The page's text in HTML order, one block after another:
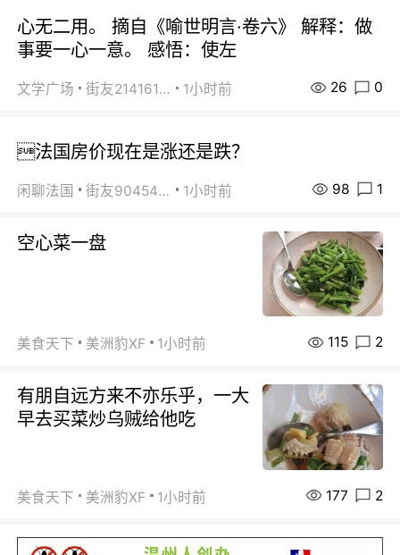
心无二用。 摘自《喻世明言·卷六》 解释：做
事要一心一意。 感悟：使左
文学广场 街友21416156 1小时前 26 0
法国房价现在是涨还是跌？
闲聊法国 街友90454511 1小时前 98 1
空心菜一盘
美食天下 美洲豹XF 1小时前 115 2
有朋自远方来不亦乐乎，一大
早去买菜炒乌贼给他吃
美食天下 美洲豹XF 1小时前 177 2